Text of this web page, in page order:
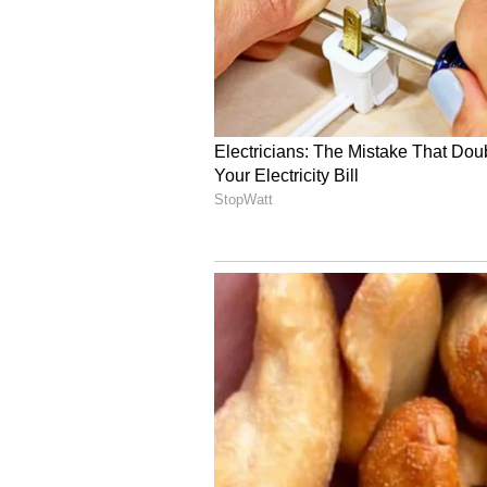
Image Credit :Asianet News
మిథున రాశి ఫలాలు
ఆకస్మిక ప్రయాణాలలో వాహన
దీర్ఘకాలిక అనారోగ్య సమస్యలు
యత్నాలు మందగిస్తాయి. వ్యాపారాలలో
13